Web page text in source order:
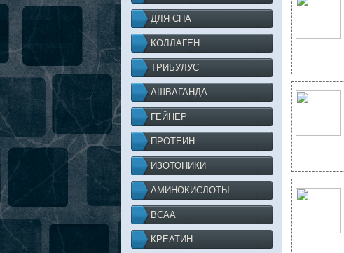
ДЛЯ СНА
КОЛЛАГЕН
ТРИБУЛУС
АШВАГАНДА
ГЕЙНЕР
ПРОТЕИН
ИЗОТОНИКИ
АМИНОКИСЛОТЫ
BCAA
КРЕАТИН